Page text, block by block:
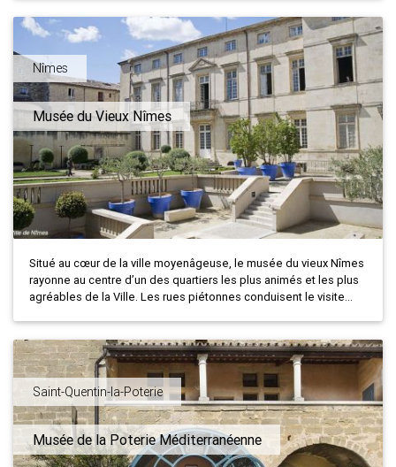
Nîmes
Musée du Vieux Nîmes
Situé au cœur de la ville moyenâgeuse, le musée du vieux Nîmes
rayonne au centre d’un des quartiers les plus animés et les plus
agréables de la Ville. Les rues piétonnes conduisent le visite...
Saint-Quentin-la-Poterie
Musée de la Poterie Méditerranéenne